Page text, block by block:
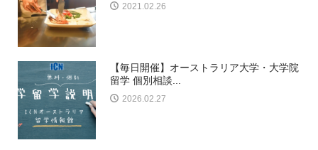
2021.02.26
【毎日開催】オーストラリア大学・大学院
留学 個別相談...
2026.02.27